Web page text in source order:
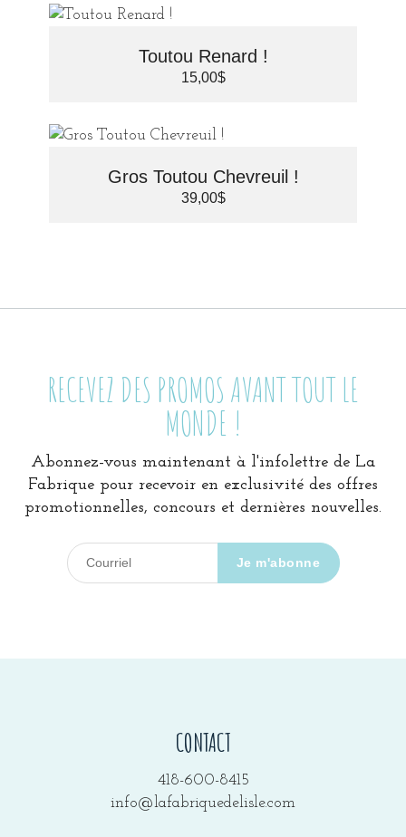
Toutou Renard !
15,00$
Gros Toutou Chevreuil !
39,00$
RECEVEZ DES PROMOS AVANT TOUT LE
MONDE !
Abonnez-vous maintenant à l'infolettre de La
Fabrique pour recevoir en exclusivité des offres
promotionnelles, concours et dernières nouvelles.
CONTACT
418-600-8415
info@lafabriquedelisle.com